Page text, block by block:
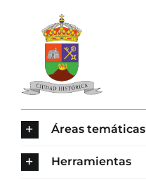
contenido
Áreas temáticas
Herramientas